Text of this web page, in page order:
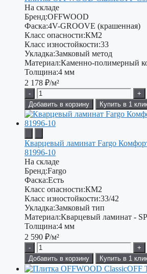
На складе
Бренд:OFFWOOD
Фаска:4V-GROOVE (крашенная)
Класс опасности:КМ2
Класс изностойкости:33
Укладка:Замковый метод
Материал:Каменно-полимерный
Толщина:4 мм
2 178 ₽/м²
-
+
Добавить в корзину
Купить в 1
Кварцевый ламинат Fargo
81996-10
На складе
Бренд:Fargo
Фаска:Есть
Класс опасности:КМ2
Класс изностойкости:33/42
Укладка:Замковый тип
Материал:Кварцевый ламинат -
Толщина:4 мм
2 590 ₽/м²
-
+
Добавить в корзину
Купить в 1